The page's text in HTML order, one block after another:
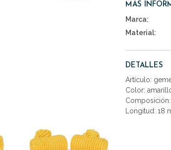
MÁS
Marca:
Material:
DETALLES
Artículo:
Color:
Longitud: 18